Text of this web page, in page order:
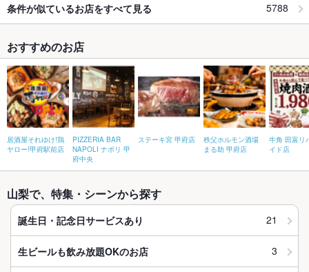
条件が似ているお店をすべて見る 5788
おすすめのお店
居酒屋それゆけ!鶏
ヤロー!甲府駅前店
PIZZERIA BAR
NAPOLI ナポリ 甲
府中央
ステーキ宮 甲府店
秩父ホルモン酒場
まる助 甲府店
牛角 田富リ
イド店
山梨で、特集・シーンから探す
誕生日・記念日サービスあり 21
生ビールも飲み放題OKのお店 3